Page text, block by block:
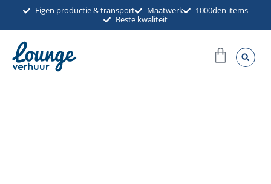
inhoud
Eigen productie & transport Maatwerk
1000den items
Beste kwaliteit